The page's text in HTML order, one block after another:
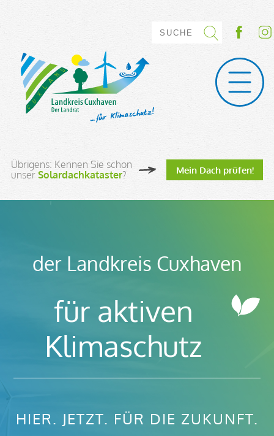
Übrigens: Kennen Sie schon
unserSolardachkataster? Mein Dach prüfen!
der Landkreis Cuxhaven
für aktiven
Klimaschutz
HIER. JETZT. FÜR DIE ZUKUNFT.